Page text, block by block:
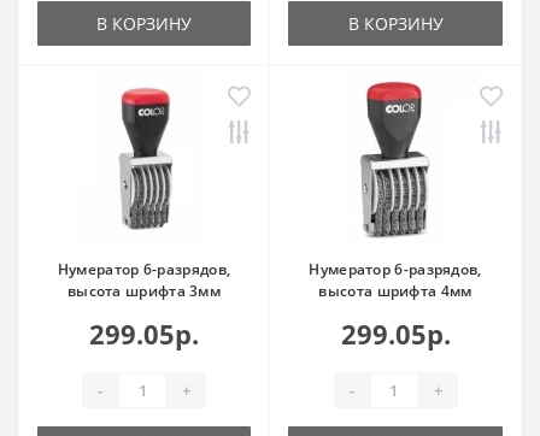
В КОРЗИНУ В КОРЗИНУ
Нумератор 6-разрядов,
высота шрифта 3мм
299.05р.
- +
Нумератор 6-разрядов,
высота шрифта 4мм
299.05р.
- +